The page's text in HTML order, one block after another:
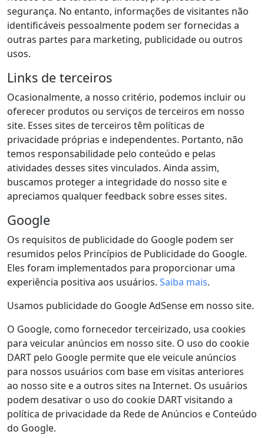
segurança. No entanto, informações de visitantes não
identificáveis pessoalmente podem ser fornecidas a
outras partes para marketing, publicidade ou outros
usos.
Links de terceiros
Ocasionalmente, a nosso critério, podemos incluir ou
oferecer produtos ou serviços de terceiros em nosso
site. Esses sites de terceiros têm políticas de
privacidade próprias e independentes. Portanto, não
temos responsabilidade pelo conteúdo e pelas
atividades desses sites vinculados. Ainda assim,
buscamos proteger a integridade do nosso site e
apreciamos qualquer feedback sobre esses sites.
Google
Os requisitos de publicidade do Google podem ser
resumidos pelos Princípios de Publicidade do Google.
Eles foram implementados para proporcionar uma
experiência positiva aos usuários. Saiba mais.
Usamos publicidade do Google AdSense em nosso site.
O Google, como fornecedor terceirizado, usa cookies
para veicular anúncios em nosso site. O uso do cookie
DART pelo Google permite que ele veicule anúncios
para nossos usuários com base em visitas anteriores
ao nosso site e a outros sites na Internet. Os usuários
podem desativar o uso do cookie DART visitando a
política de privacidade da Rede de Anúncios e Conteúdo
do Google.